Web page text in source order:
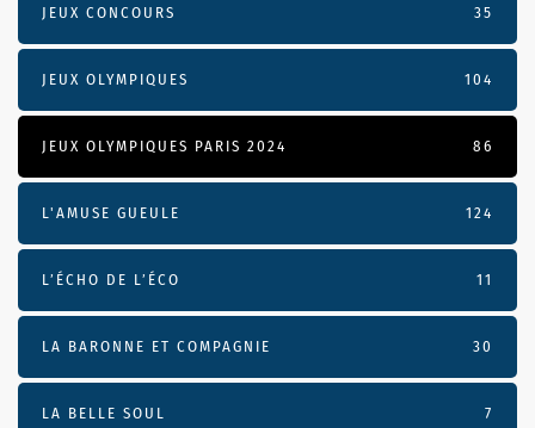
JEUX CONCOURS 35
JEUX OLYMPIQUES 104
JEUX OLYMPIQUES PARIS 2024 86
L'AMUSE GUEULE 124
L’ÉCHO DE L’ÉCO 11
LA BARONNE ET COMPAGNIE 30
LA BELLE SOUL 7